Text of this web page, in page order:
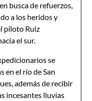
busca de refuerzos,
a los heridos y
piloto Ruiz
el sur.
se
en el río de San
además de recibir
incesantes lluvias